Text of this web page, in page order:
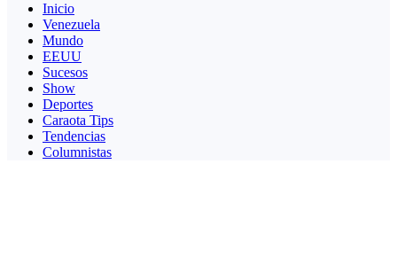
Inicio
Venezuela
Mundo
EEUU
Sucesos
Show
Deportes
Caraota Tips
Tendencias
Columnistas